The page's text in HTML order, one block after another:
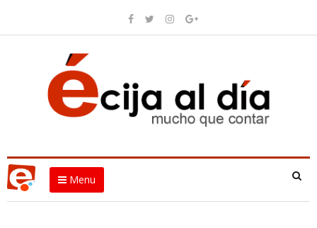
Menu